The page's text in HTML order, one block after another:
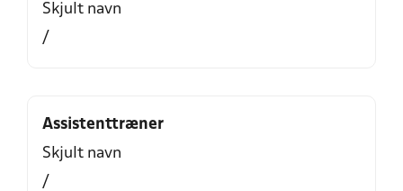
Skjult navn
/
Assistenttræner
Skjult navn
/